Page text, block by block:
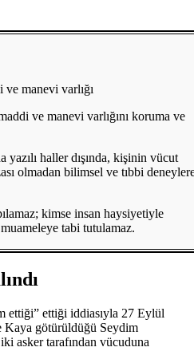
manevi varlığı
ve manevi varlığını koruma ve
haller dışında, kişinin vücut
olmadan bilimsel ve tıbbi
kimse insan haysiyetiyle
tabi tutulamaz.
ettiği” ettiği iddiasıyla 27 Eylül
Kaya götürüldüğü Seydim
asker tarafından vücuduna